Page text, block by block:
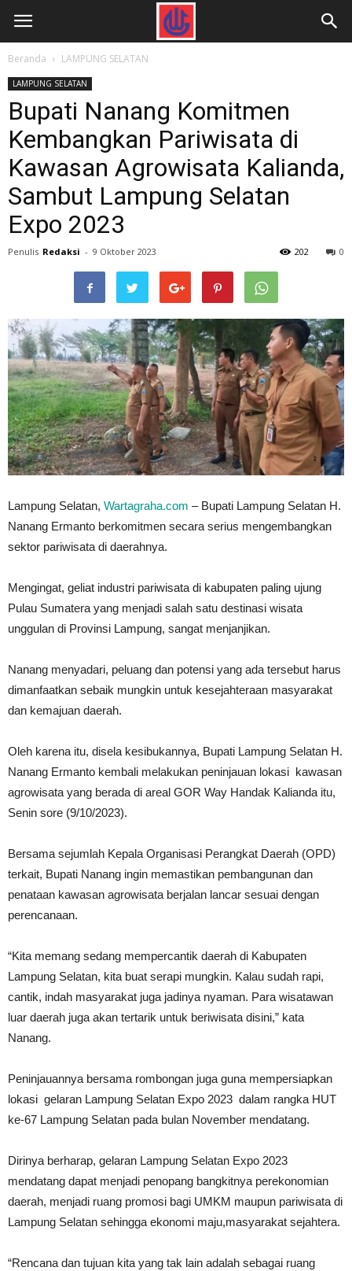
Beranda LAMPUNG SELATAN
LAMPUNG SELATAN
Bupati Nanang Komitmen
Kembangkan Pariwisata di
Kawasan Agrowisata Kalianda,
Sambut Lampung Selatan
Expo 2023
Penulis Redaksi - 9 Oktober 2023 0
202
Lampung Selatan, Wartagraha.com – Bupati Lampung Selatan H.
Nanang Ermanto berkomitmen secara serius mengembangkan
sektor pariwisata di daerahnya.
Mengingat, geliat industri pariwisata di kabupaten paling ujung
Pulau Sumatera yang menjadi salah satu destinasi wisata
unggulan di Provinsi Lampung, sangat menjanjikan.
Nanang menyadari, peluang dan potensi yang ada tersebut harus
dimanfaatkan sebaik mungkin untuk kesejahteraan masyarakat
dan kemajuan daerah.
Oleh karena itu, disela kesibukannya, Bupati Lampung Selatan H.
Nanang Ermanto kembali melakukan peninjauan lokasi kawasan
agrowisata yang berada di areal GOR Way Handak Kalianda itu,
Senin sore (9/10/2023).
Bersama sejumlah Kepala Organisasi Perangkat Daerah (OPD)
terkait, Bupati Nanang ingin memastikan pembangunan dan
penataan kawasan agrowisata berjalan lancar sesuai dengan
perencanaan.
“Kita memang sedang mempercantik daerah di Kabupaten
Lampung Selatan, kita buat serapi mungkin. Kalau sudah rapi,
cantik, indah masyarakat juga jadinya nyaman. Para wisatawan
luar daerah juga akan tertarik untuk beriwisata disini,” kata
Nanang.
Peninjauannya bersama rombongan juga guna mempersiapkan
lokasi gelaran Lampung Selatan Expo 2023 dalam rangka HUT
ke-67 Lampung Selatan pada bulan November mendatang.
Dirinya berharap, gelaran Lampung Selatan Expo 2023
mendatang dapat menjadi penopang bangkitnya perekonomian
daerah, menjadi ruang promosi bagi UMKM maupun pariwisata di
Lampung Selatan sehingga ekonomi maju,masyarakat sejahtera.
“Rencana dan tujuan kita yang tak lain adalah sebagai ruang